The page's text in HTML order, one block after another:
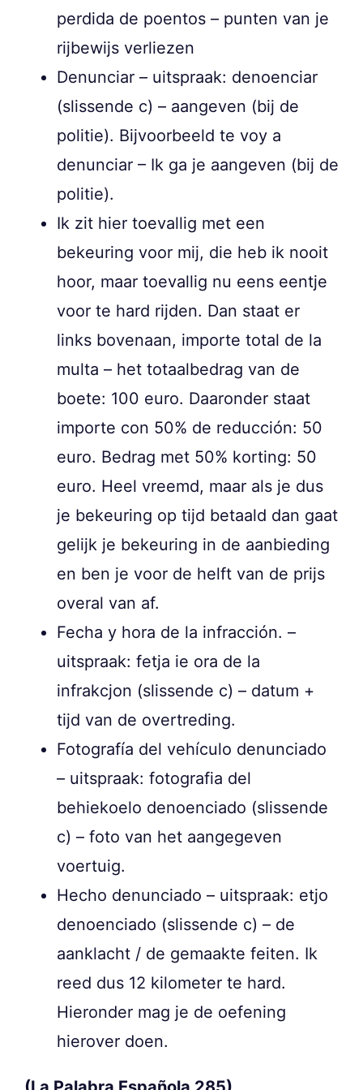
perdida de poentos – punten van je
rijbewijs verliezen
Denunciar – uitspraak: denoenciar
(slissende c) – aangeven (bij de
politie). Bijvoorbeeld te voy a
denunciar – Ik ga je aangeven (bij de
politie).
Ik zit hier toevallig met een
bekeuring voor mij, die heb ik nooit
hoor, maar toevallig nu eens eentje
voor te hard rijden. Dan staat er
links bovenaan, importe total de la
multa – het totaalbedrag van de
boete: 100 euro. Daaronder staat
importe con 50% de reducción: 50
euro. Bedrag met 50% korting: 50
euro. Heel vreemd, maar als je dus
je bekeuring op tijd betaald dan gaat
gelijk je bekeuring in de aanbieding
en ben je voor de helft van de prijs
overal van af.
Fecha y hora de la infracción. –
uitspraak: fetja ie ora de la
infrakcjon (slissende c) – datum +
tijd van de overtreding.
Fotografía del vehículo denunciado
– uitspraak: fotografia del
behiekoelo denoenciado (slissende
c) – foto van het aangegeven
voertuig.
Hecho denunciado – uitspraak: etjo
denoenciado (slissende c) – de
aanklacht / de gemaakte feiten. Ik
reed dus 12 kilometer te hard.
Hieronder mag je de oefening
hierover doen.